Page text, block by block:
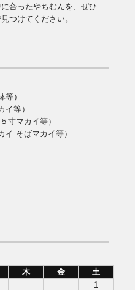
合ったやちむんを、ぜひ
つけてください。
等）
イ等）
寸マカイ等）
イ そばマカイ等）
木 金
土
1